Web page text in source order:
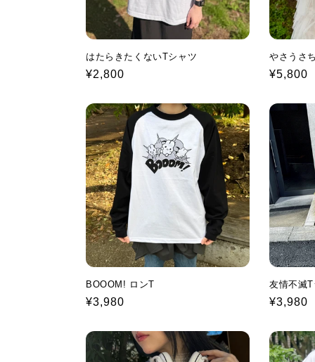
はたらきたくないTシャツ
Regular
¥2,800
やさうさ
Regular
¥5,800
BOOOM! ロンT
Regular
¥3,980
友情不滅
Regular
¥3,980